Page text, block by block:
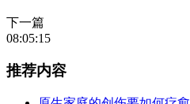
下一篇
08:05:15
推荐内容